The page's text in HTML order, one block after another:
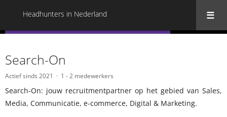
Headhunters in Nederland
Search-On
Actief sinds 2021 1 - 2 medewerkers
Search-On: jouw recruitmentpartner op het gebied van Sales,
Media, Communicatie, e-commerce, Digital & Marketing.